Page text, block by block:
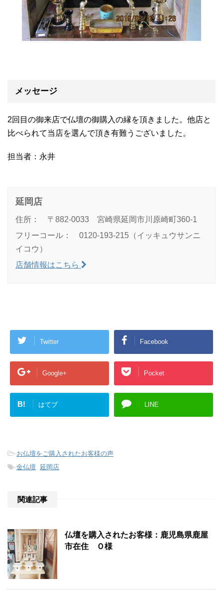
メッセージ
2回目の御来店で仏壇の御購入の縁を頂きました。他店と
比べられて当店を選んで頂き有難うございました。
担当者：永井
延岡店
住所： 〒882-0033 宮崎県延岡市川原崎町360-1
フリーコール： 0120-193-215（イッキュウサンニ
イコウ）
店舗情報はこちら
Twitter Facebook
Google+ Pocket
B! はてブ LINE
-お仏壇をご購入されたお客様の声
-金仏壇 延岡店
関連記事
仏壇を購入されたお客様：鹿児島県鹿屋
市在住 Ｏ様